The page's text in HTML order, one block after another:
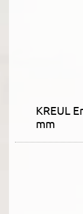
KREUL
mm